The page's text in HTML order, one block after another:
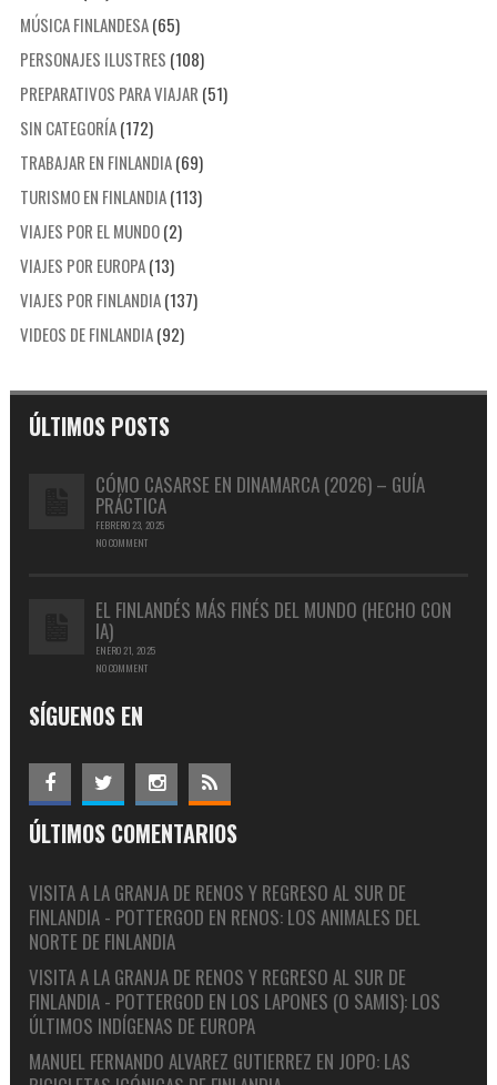
MÚSICA FINLANDESA(65)
PERSONAJES ILUSTRES (108)
PREPARATIVOS PARA VIAJAR (51)
SIN CATEGORÍA(172)
TRABAJAR EN FINLANDIA(69)
TURISMO EN FINLANDIA(113)
VIAJES POR EL MUNDO(2)
VIAJES POR EUROPA(13)
VIAJES POR FINLANDIA(137)
VIDEOS DE FINLANDIA(92)
ÚLTIMOS POSTS
CÓMO CASARSE EN DINAMARCA (2026) – GUÍA
PRÁCTICA
FEBRERO 23, 2025
NO COMMENT
EL FINLANDÉS MÁS FINÉS DEL MUNDO (HECHO CON
IA)
ENERO 21, 2025
NO COMMENT
SÍGUENOS EN
ÚLTIMOS COMENTARIOS
VISITA A LA GRANJA DE RENOS Y REGRESO AL SUR DE
FINLANDIA - POTTERGOD EN RENOS: LOS ANIMALES DEL
NORTE DE FINLANDIA
VISITA A LA GRANJA DE RENOS Y REGRESO AL SUR DE
FINLANDIA - POTTERGOD EN LOS LAPONES (O SAMIS): LOS
ÚLTIMOS INDÍGENAS DE EUROPA
MANUEL FERNANDO ALVAREZ GUTIERREZ EN JOPO: LAS